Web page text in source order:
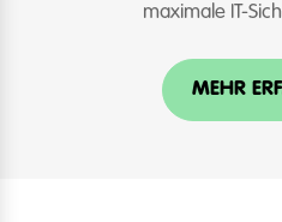
maximale IT-
MEHR